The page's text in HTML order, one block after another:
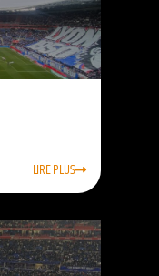
LIRE PLUS